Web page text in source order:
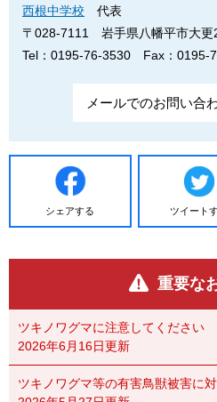
西根中学校
代表
〒028-7111
岩手県八幡平市大
Tel：0195-76-3530
Fax：0195-
メールでのお問い合
シェアする ツイート
重要な
ツキノワグマに注意してください
2026年6月16日更新
ツキノワグマ等の有害鳥獣被害に